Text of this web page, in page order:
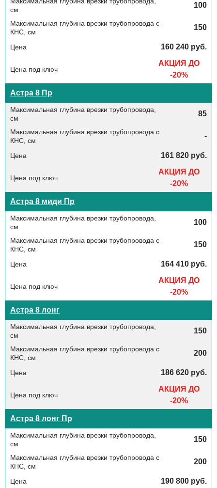
100
150
160 240 руб.
АКЦИЯ ДО
-20%
Астра 8 Пр
85
-
161 820 руб.
АКЦИЯ ДО
-20%
Астра 8 миди Пр
100
150
164 410 руб.
АКЦИЯ ДО
-20%
Астра 8 лонг
150
200
186 620 руб.
АКЦИЯ ДО
-20%
Астра 8 лонг Пр
150
200
190 800 руб.